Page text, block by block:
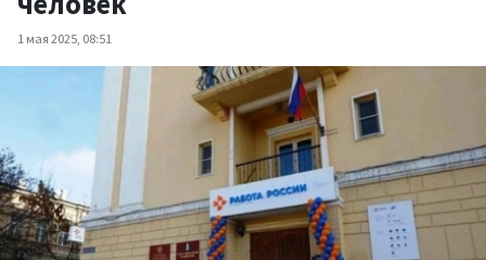
1 мая 2025, 08:51